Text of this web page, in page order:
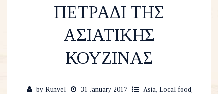
ΠΕΤΡΑΔΙ ΤΗΣ
ΑΣΙΑΤΙΚΗΣ
ΚΟΥΖΙΝΑΣ
by Runvel 31 January 2017 Asia, Local food,